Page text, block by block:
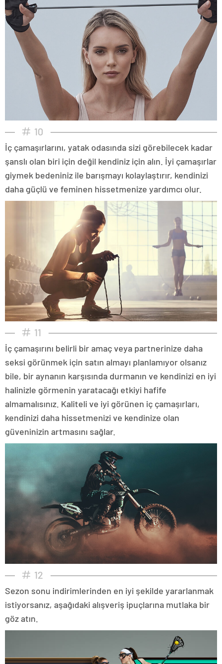
10
İç çamaşırlarını, yatak odasında sizi görebilecek kadar
şanslı olan biri için değil kendiniz için alın. İyi çamaşırlar
giymek bedeniniz ile barışmayı kolaylaştırır, kendinizi
daha güçlü ve feminen hissetmenize yardımcı olur.
11
İç çamaşırını belirli bir amaç veya partnerinize daha
seksi görünmek için satın almayı planlamıyor olsanız
bile, bir aynanın karşısında durmanın ve kendinizi en iyi
halinizle görmenin yaratacağı etkiyi hafife
almamalısınız. Kaliteli ve iyi görünen iç çamaşırları,
kendinizi daha hissetmenizi ve kendinize olan
güveninizin artmasını sağlar.
12
Sezon sonu indirimlerinden en iyi şekilde yararlanmak
istiyorsanız, aşağıdaki alışveriş ipuçlarına mutlaka bir
göz atın.